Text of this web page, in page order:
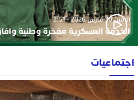
الإثنين 30 مارس 2026 - 2:51
الخدمة العسكرية مفخرة وطنية
اجتماعيات